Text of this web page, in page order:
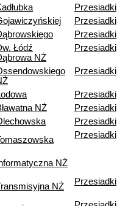
Przesiadki
Przesiadki
Przesiadki
Łódź
NŻ
Przesiadki
Przesiadki
Przesiadki
NŻ
Przesiadki
Przesiadki
Przesiadki
NŻ
NŻ Przesiadki